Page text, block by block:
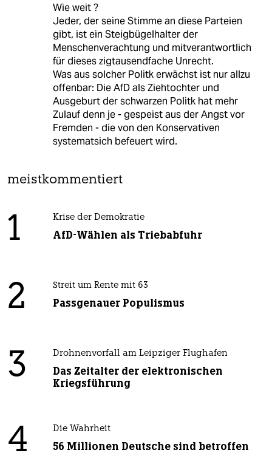
Wie weit ?
Jeder, der seine Stimme an diese Parteien
gibt, ist ein Steigbügelhalter der
Menschenverachtung und mitverantwortlich
für dieses zigtausendfache Unrecht.
Was aus solcher Politk erwächst ist nur allzu
offenbar: Die AfD als Ziehtochter und
Ausgeburt der schwarzen Politk hat mehr
Zulauf denn je - gespeist aus der Angst vor
Fremden - die von den Konservativen
systematsich befeuert wird.
meistkommentiert
1 Krise der Demokratie
AfD-Wählen als Triebabfuhr
2 Streit um Rente mit 63
Passgenauer Populismus
3 Drohnenvorfall am Leipziger Flughafen
Das Zeitalter der elektronischen
Kriegsführung
4 Die Wahrheit
56 Millionen Deutsche sind betroffen